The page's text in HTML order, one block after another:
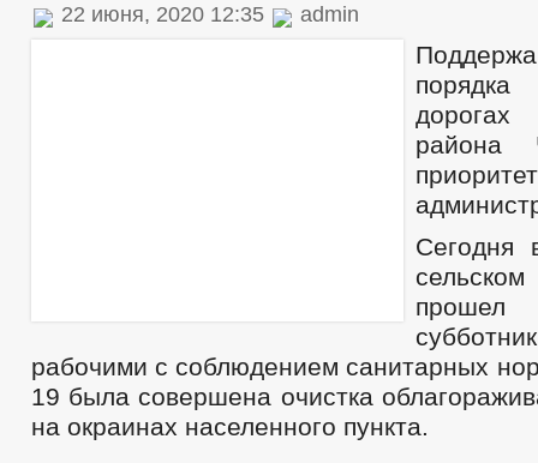
22 июня, 2020 12:35 admin
дорогах
Сегодня
рабочими с соблюдением санитарных
19 была совершена очистка
на окраинах населенного пункта.